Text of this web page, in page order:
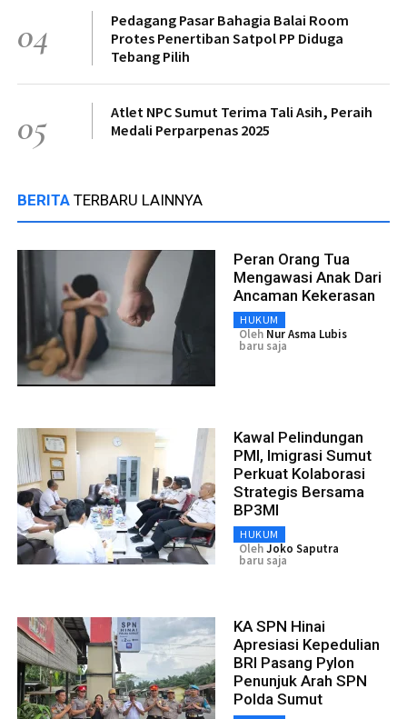
04
Pedagang Pasar Bahagia Balai Room
Protes Penertiban Satpol PP Diduga
Tebang Pilih
05
Atlet NPC Sumut Terima Tali Asih, Peraih
Medali Perparpenas 2025
BERITA TERBARU LAINNYA
Peran Orang Tua
Mengawasi Anak Dari
Ancaman Kekerasan
HUKUM
Oleh Nur Asma Lubis
baru saja
Kawal Pelindungan
PMI, Imigrasi Sumut
Perkuat Kolaborasi
Strategis Bersama
BP3MI
HUKUM
OlehJoko Saputra
baru saja
KA SPN Hinai
Apresiasi Kepedulian
BRI Pasang Pylon
Penunjuk Arah SPN
Polda Sumut